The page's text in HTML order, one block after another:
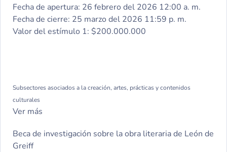
Fecha de apertura: 26 febrero del 2026 12:00 a. m.
Fecha de cierre: 25 marzo del 2026 11:59 p. m.
Valor del estímulo 1: $200.000.000
Subsectores asociados a la creación, artes, prácticas y contenidos
culturales
Ver más
Beca de investigación sobre la obra literaria de León de
Greiff